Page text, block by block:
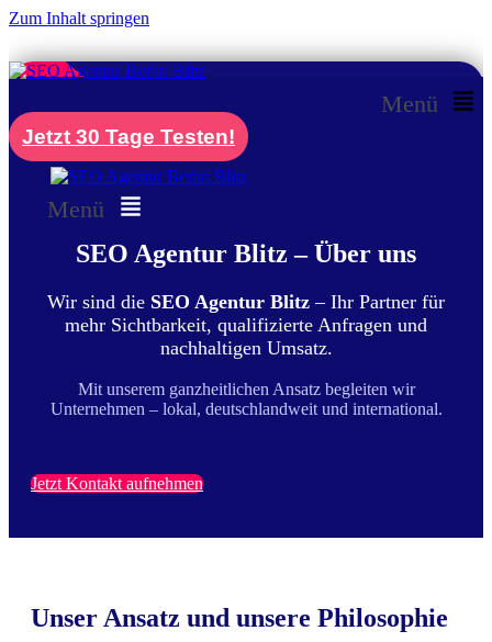
Zum Inhalt springen
Menü
Jetzt 30 Tage Testen!
Menü
SEO Agentur Blitz – Über uns
Wir sind die SEO Agentur Blitz – Ihr Partner für
mehr Sichtbarkeit, qualifizierte Anfragen und
nachhaltigen Umsatz.
Mit unserem ganzheitlichen Ansatz begleiten wir
Unternehmen – lokal, deutschlandweit und international.
Jetzt Kontakt aufnehmen
Unser Ansatz und unsere Philosophie